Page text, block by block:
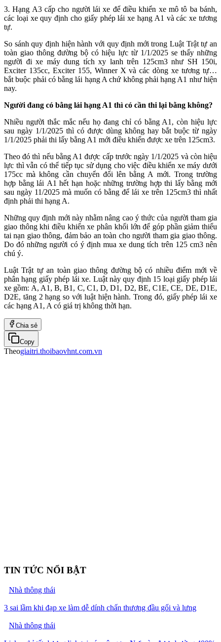
3. Hạng A3 cấp cho người lái xe để điều khiển xe mô tô ba bánh,
các loại xe quy định cho giấy phép lái xe hạng A1 và các xe tương
tự.
So sánh quy định hiện hành với quy định mới trong Luật Trật tự an
toàn giao thông đường bộ có hiệu lực từ 1/1/2025 se thấy những
người đi xe máy dung tích xy lanh trên 125cm3 như SH 150i,
Exciter 135cc, Exciter 155, Winner X và các dòng xe tương tự…
bắt buộc phải có bằng lái hạng A chứ không phải hạng A1 như hiện
nay.
Người đang có bằng lái hạng A1 thì có cần thi lại bằng không?
Nhiều người thắc mắc nếu họ đang chỉ có bằng A1, còn hiệu lực
sau ngày 1/1/2025 thì có được dùng không hay bắt buộc từ ngày
1/1/2025 phải thi lấy bằng A1 mới điều khiển được xe trên 125cm3.
Theo đó thì nếu bằng A1 được cấp trước ngày 1/1/2025 và còn hiệu
lực thì vẫn có thể tiếp tục sử dụng cho việc điều khiển xe máy dưới
175cc mà không cần chuyển đổi lên bằng A mới. Trong trường
hợp bằng lái A1 hết hạn hoặc những trường hợp thi lấy bằng mới
sau ngày 11/2025 mà muốn có bằng để lái xe trên 125cm3 thì nhất
định phải thi hạng A.
Những quy định mới này nhằm nâng cao ý thức của người tham gia
giao thông khi điều khiển xe phân khối lớn để góp phần giảm thiểu
tai nạn giao thông, đảm bảo an toàn cho người tham gia giao thông.
Do đó những người có ý định mua xe dung tích trên 125 cm3 nên
chú ý.
Luật Trật tự an toàn giao thông đường bộ có nhiều điểm mới về
phân hạng giấy phép lái xe. Luật này quy định 15 loại giấy phép lái
xe gồm: A, A1, B, B1, C, C1, D, D1, D2, BE, C1E, CE, DE, D1E,
D2E, tăng 2 hạng so với luật hiện hành. Trong đó, giấy phép lái xe
các hạng A1, A có giá trị không thời hạn.
Chia sẻ
Copy
Theogiaitri.thoibaovhnt.com.vn
TIN TỨC NỔI BẬT
Nhà thông thái
3 sai lầm khi đạp xe làm dễ dính chấn thương đầu gối và lưng
Nhà thông thái